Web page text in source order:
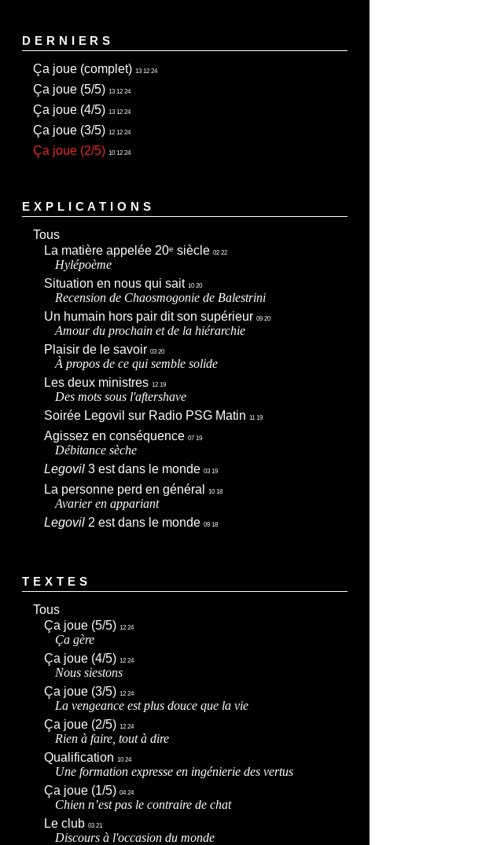
DERNIERS
Ça joue (complet) 13 12 24
Ça joue (5/5) 13 12 24
Ça joue (4/5) 13 12 24
Ça joue (3/5) 12 12 24
Ça joue (2/5) 10 12 24
EXPLICATIONS
Tous
La matière appelée 20e siècle 02 22
Hylépoème
Situation en nous qui sait 10 20
Recension de Chaosmogonie de Balestrini
Un humain hors pair dit son supérieur 09 20
Amour du prochain et de la hiérarchie
Plaisir de le savoir 03 20
À propos de ce qui semble solide
Les deux ministres 12 19
Des mots sous l'aftershave
Soirée Legovil sur Radio PSG Matin 11 19
Agissez en conséquence 07 19
Débitance sèche
Legovil 3 est dans le monde 03 19
La personne perd en général 10 18
Avarier en appariant
Legovil 2 est dans le monde 09 18
TEXTES
Tous
Ça joue (5/5) 12 24
Ça gère
Ça joue (4/5) 12 24
Nous siestons
Ça joue (3/5) 12 24
La vengeance est plus douce que la vie
Ça joue (2/5) 12 24
Rien à faire, tout à dire
Qualification 10 24
Une formation expresse en ingénierie des vertus
Ça joue (1/5) 04 24
Chien n’est pas le contraire de chat
Le club 03 21
Discours à l'occasion du monde